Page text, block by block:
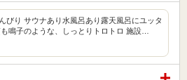
びり サウナあり水風呂あり露天風呂にユッタ
鳴子のような、しっとりトロトロ 施設…